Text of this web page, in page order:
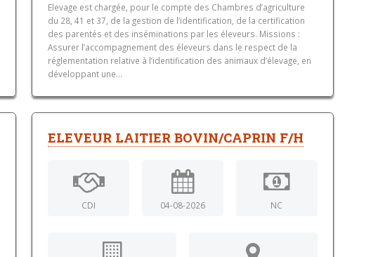
Elevage est chargée, pour le compte des Chambres d’agriculture
du 28, 41 et 37, de la gestion de l’identification, de la certification
des parentés et des inséminations par les éleveurs. Missions :
Assurer l’accompagnement des éleveurs dans le respect de la
réglementation relative à l’identification des animaux d’élevage, en
développant une...
ELEVEUR LAITIER BOVIN/CAPRIN F/H
CDI 04-08-2026 NC